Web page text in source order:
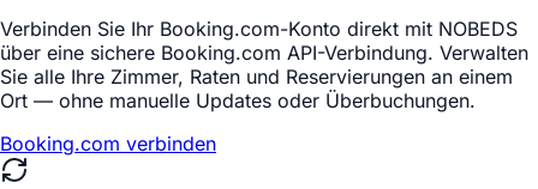
Verbinden Sie Ihr Booking.com-Konto direkt mit NOBEDS
über eine sichere Booking.com API-Verbindung. Verwalten
Sie alle Ihre Zimmer, Raten und Reservierungen an einem
Ort — ohne manuelle Updates oder Überbuchungen.
Booking.com verbinden